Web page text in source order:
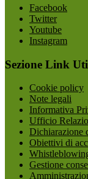
Facebook
Twitter
Youtube
Instagram
Sezione Link
Cookie policy
Note legali
Informativa
Ufficio
Dichiarazione
Obiettivi di
Gestione